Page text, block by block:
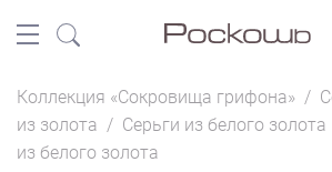
Коллекция «Сокровища грифона» /
из золота / Серьги из белого золота
из белого золота